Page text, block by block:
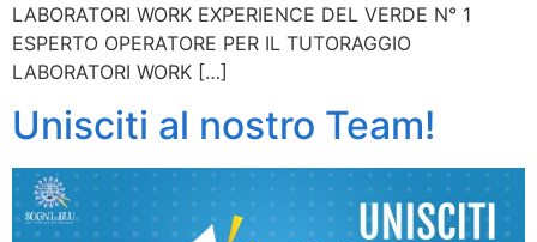
LABORATORI WORK EXPERIENCE DEL VERDE N° 1
ESPERTO OPERATORE PER IL TUTORAGGIO
LABORATORI WORK […]
Unisciti al nostro Team!